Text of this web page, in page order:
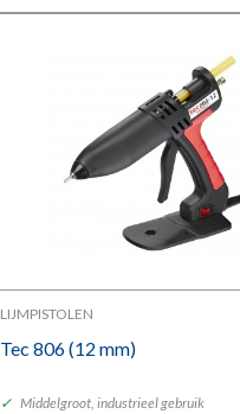
LIJMPISTOLEN
Tec 806 (12 mm)
✓ Middelgroot, industrieel gebruik